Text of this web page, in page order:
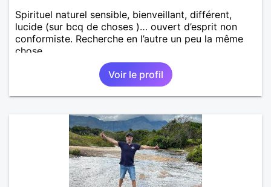
Spirituel naturel sensible, bienveillant, différent,
lucide (sur bcq de choses )… ouvert d’esprit non
conformiste. Recherche en l’autre un peu la même
chose…
Voir le profil